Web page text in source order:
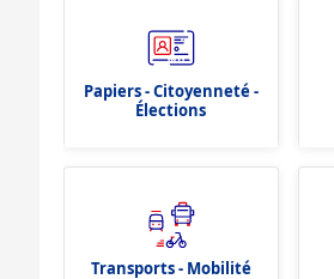
Papiers - Citoyenneté -
Élections
Transports - Mobilité